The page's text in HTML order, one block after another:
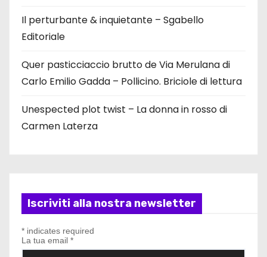
Il perturbante & inquietante – Sgabello
Editoriale
Quer pasticciaccio brutto de Via Merulana di
Carlo Emilio Gadda – Pollicino. Briciole di lettura
Unespected plot twist – La donna in rosso di
Carmen Laterza
Iscriviti alla nostra newsletter
* indicates required
La tua email *